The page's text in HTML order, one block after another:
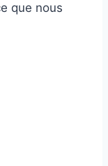
que nous